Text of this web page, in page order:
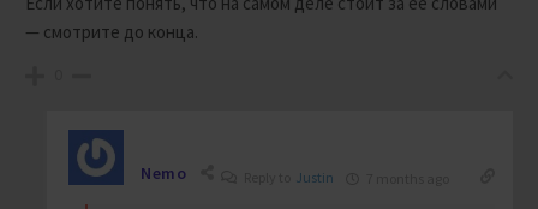
— смотрите до конца.
Nemo Justin